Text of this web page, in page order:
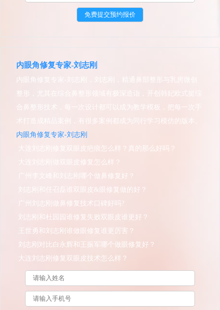
内眼角修复专家-刘志刚
内眼角修复专家-刘志刚，刘志刚，精通鼻部整形与乳房微创
整形，尤其在综合鼻整形领域有极深造诣，开创韩妃欧式挺综
合鼻整形技术，每一次设计都可以成为教学模板，把每一次手
术打造成精品案例，有很多案例都成为同行学习模仿的版本。
内眼角修复专家-刘志刚
大连刘志刚修复双眼皮疤痕怎么样？真的那么好吗？
大连刘志刚做双眼皮修复怎么样？
广州李文峰和刘志刚哪个做鼻修复好？
刘志刚和任召磊谁双眼皮&眼修复做的好？
广州刘志刚做鼻修复技术口碑好吗?
刘志刚和杜园园谁修复失败双眼皮谁更好？
王世勇和刘志刚谁做眼修复谁更厉害？
刘志刚对比白永辉和王振军哪个做眼修复好？
大连刘志刚修复双眼皮技术怎么样？